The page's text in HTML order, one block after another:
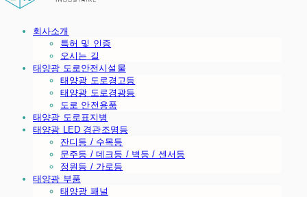
회사소개
특허 및 인증
오시는 길
태양광 도로안전시설물
태양광 도로경고등
태양광 도로경광등
도로 안전용품
태양광 도로표지병
태양광 LED 경관조명등
잔디등 / 수목등
문주등 / 데크등 / 벽등 / 센서등
정원등 / 가로등
태양광 부품
태양광 패널